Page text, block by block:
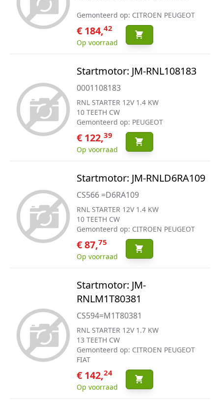
Gemonteerd op: CITROEN PEUGEOT
€ 184,42
Op voorraad
Startmotor: JM-RNL108183
0001108183
RNL STARTER 12V 1.4 KW
10 TEETH CW
Gemonteerd op: PEUGEOT
€ 122,39
Op voorraad
Startmotor: JM-RNLD6RA109
CS566 =D6RA109
RNL STARTER 12V 1.4 KW
10 TEETH CW
Gemonteerd op: CITROEN PEUGEOT
€ 87,75
Op voorraad
Startmotor: JM-
RNLM1T80381
CS594=M1T80381
RNL STARTER 12V 1.7 KW
13 TEETH CW
Gemonteerd op: CITROEN PEUGEOT
FIAT
€ 142,24
Op voorraad